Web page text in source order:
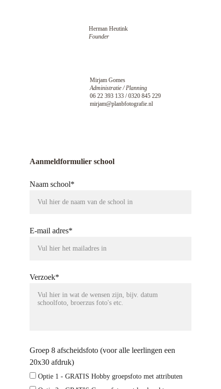
Aanmeldformulier school
Herman Heutink
Founder
Mirjam Gomes
Administratie / Planning
06 22 393 133 / 0320 845 229
mirjam@planbfotografie.nl
Naam school*
E-mail adres*
Verzoek*
Groep 8 afscheidsfoto (voor alle leerlingen een
20x30 afdruk)
Optie 1 - GRATIS Hobby groepsfoto met attributen